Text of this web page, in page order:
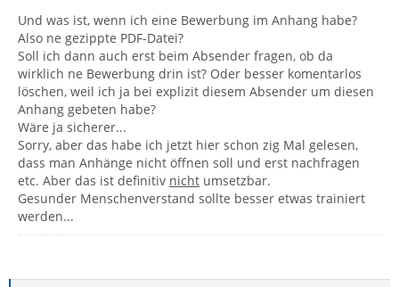
Und was ist, wenn ich eine Bewerbung im Anhang habe?
Also ne gezippte PDF-Datei?
Soll ich dann auch erst beim Absender fragen, ob da
wirklich ne Bewerbung drin ist? Oder besser komentarlos
löschen, weil ich ja bei explizit diesem Absender um diesen
Anhang gebeten habe?
Wäre ja sicherer...
Sorry, aber das habe ich jetzt hier schon zig Mal gelesen,
dass man Anhänge nicht öffnen soll und erst nachfragen
etc. Aber das ist definitiv nicht umsetzbar.
Gesunder Menschenverstand sollte besser etwas trainiert
werden...